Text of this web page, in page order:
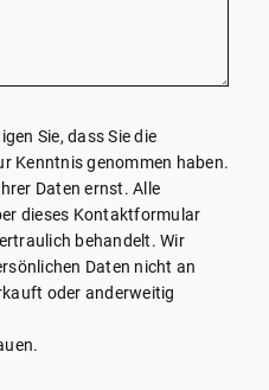
Sie, dass Sie die
Kenntnis genommen haben.
Daten ernst. Alle
dieses Kontaktformular
behandelt. Wir
Daten nicht an
oder anderweitig